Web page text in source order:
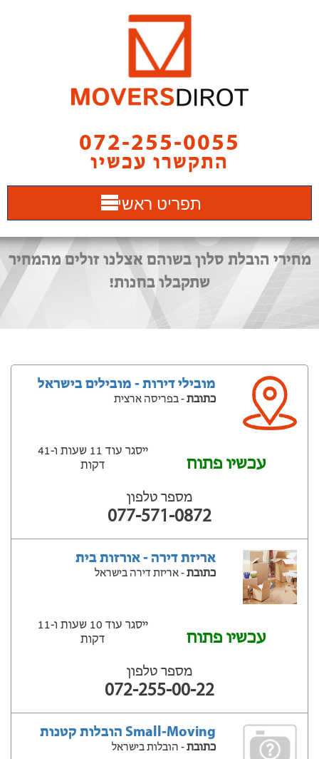
072-255-0055
התקשרו עכשיו
תפריט ראשי
מחירי הובלת סלון בשוהם אצלנו זולים מהמחיר
שתקבלו בחנות!
מובילי דירות - מובילים בישראל
כתובת- בפריסה ארצית
עכשיו פתוח
ייסגר עוד 11 שעות ‫ו-41
דקות
מספר טלפון
077-571-0872
אריזת דירה - אורזות בית
כתובת- אריזת דירה בישראל
עכשיו פתוח
ייסגר עוד 10 שעות ‫ו-11
דקות
מספר טלפון
072-255-00-22
Small-Moving הובלות קטנות
כתובת- הובלות בישראל